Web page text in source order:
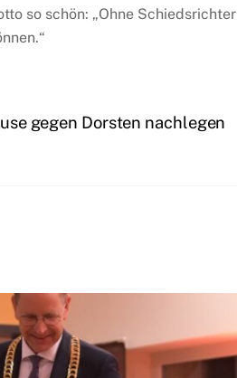
so schön: „Ohne Schiedsrichter
gegen Dorsten nachlegen